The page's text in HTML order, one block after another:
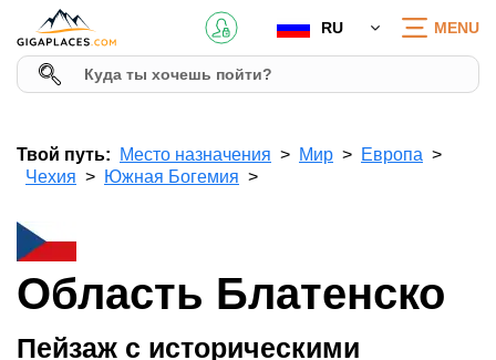
RU MENU
Твой путь: Место назначения Мир
Европа
Чехия
Южная Богемия
Область Блатенско
Пейзаж с историческими